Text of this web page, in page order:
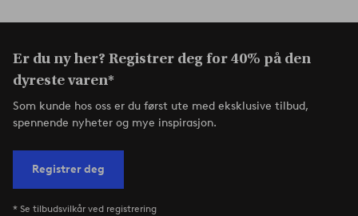
Er du ny her? Registrer deg for 40% på den
dyreste varen*
Som kunde hos oss er du først ute med eksklusive tilbud,
spennende nyheter og mye inspirasjon.
Registrer deg
* Se tilbudsvilkår ved registrering